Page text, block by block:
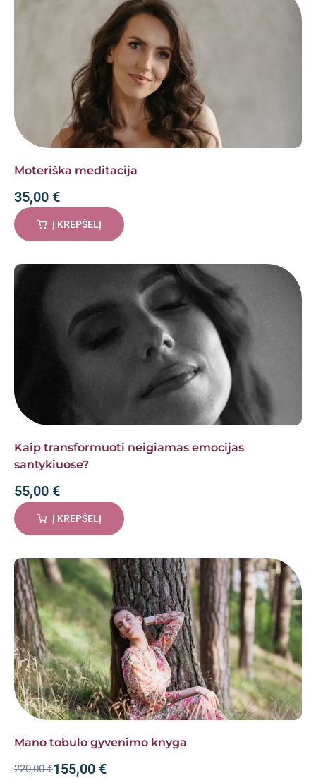
Moteriška meditacija
35,00 €
Į KREPŠELĮ
Kaip transformuoti neigiamas emocijas
santykiuose?
55,00 €
Į KREPŠELĮ
Mano tobulo gyvenimo knyga
220,00€155,00 €